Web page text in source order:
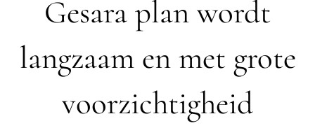
Gesara plan wordt
langzaam en met grote
voorzichtigheid